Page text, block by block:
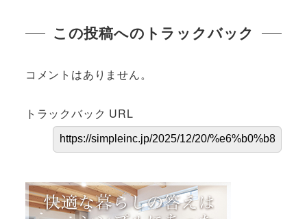
この投稿へのトラックバック
コメントはありません。
トラックバック URL